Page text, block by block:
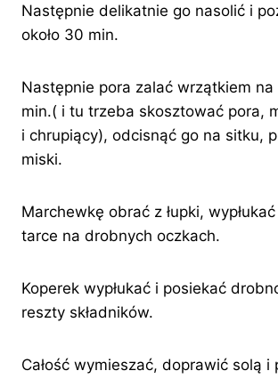
Następnie delikatnie go nasolić i
około 30 min.
Następnie pora zalać wrzątkiem na
min.( i tu trzeba skosztować pora,
i chrupiący), odcisnąć go na sitku,
miski.
Marchewkę obrać z łupki,
tarce na drobnych oczkach.
Koperek wypłukać i posiekać
reszty składników.
Całość wymieszać, doprawić solą i